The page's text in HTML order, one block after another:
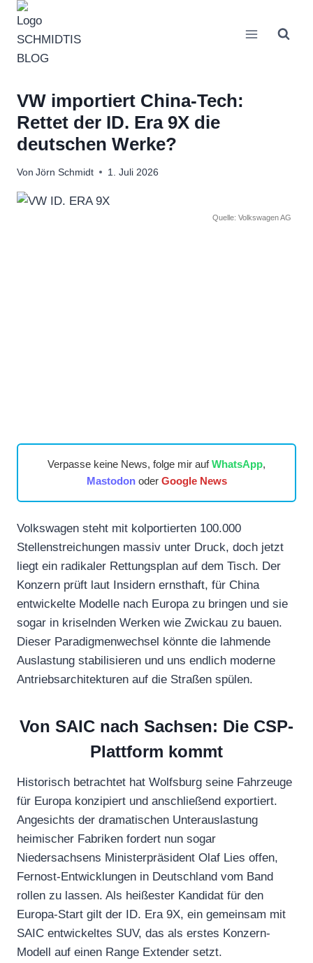
Zum
Inhalt
springen
VW importiert China-Tech:
Rettet der ID. Era 9X die
deutschen Werke?
Von Jörn Schmidt 1. Juli 2026
Quelle: Volkswagen AG
Verpasse keine News, folge mir aufWhatsApp,
Mastodonoder Google News
Volkswagen steht mit kolportierten 100.000
Stellenstreichungen massiv unter Druck, doch jetzt
liegt ein radikaler Rettungsplan auf dem Tisch. Der
Konzern prüft laut Insidern ernsthaft, für China
entwickelte Modelle nach Europa zu bringen und sie
sogar in kriselnden Werken wie Zwickau zu bauen.
Dieser Paradigmenwechsel könnte die lahmende
Auslastung stabilisieren und uns endlich moderne
Antriebsarchitekturen auf die Straßen spülen.
Von SAIC nach Sachsen: Die CSP-
Plattform kommt
Historisch betrachtet hat Wolfsburg seine Fahrzeuge
für Europa konzipiert und anschließend exportiert.
Angesichts der dramatischen Unterauslastung
heimischer Fabriken fordert nun sogar
Niedersachsens Ministerpräsident Olaf Lies offen,
Fernost-Entwicklungen in Deutschland vom Band
rollen zu lassen. Als heißester Kandidat für den
Europa-Start gilt der ID. Era 9X, ein gemeinsam mit
SAIC entwickeltes SUV, das als erstes Konzern-
Modell auf einen Range Extender setzt.